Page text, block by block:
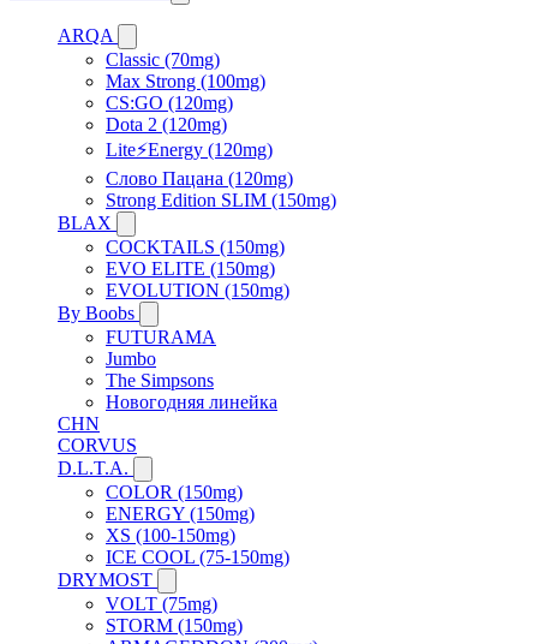
ARQA
Classic (70mg)
Max Strong (100mg)
CS:GO (120mg)
Dota 2 (120mg)
Lite⚡Energy (120mg)
Слово Пацана (120mg)
Strong Edition SLIM (150mg)
BLAX
COCKTAILS (150mg)
EVO ELITE (150mg)
EVOLUTION (150mg)
By Boobs
FUTURAMA
Jumbo
The Simpsons
Новогодняя линейка
CHN
CORVUS
D.L.T.A.
COLOR (150mg)
ENERGY (150mg)
XS (100-150mg)
ICE COOL (75-150mg)
DRYMOST
VOLT (75mg)
STORM (150mg)